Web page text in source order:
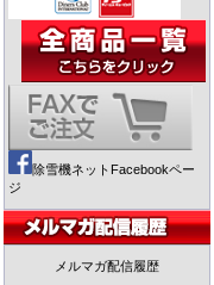
除雪機ネットFacebookペー
ジ
メルマガ配信履歴